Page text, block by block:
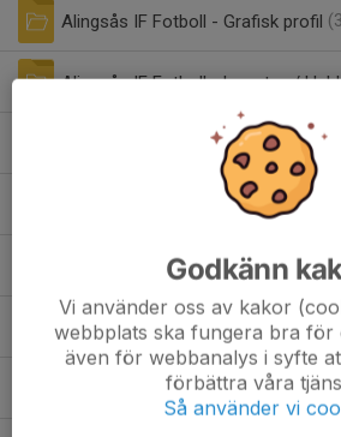
Alingsås IF Fotboll - Grafisk profil
Alingsås IF Fotboll - Logotyp /
Alingsås IF Fotboll - Nyhetsbrev (3)
Alingsås IF Fotboll - Spelplan och
Alingsås IF Fotboll - Övrig
Godkänn
Vi använder oss av kakor
webbplats ska fungera bra för
även för webbanalys i syfte
förbättra våra
Så använder vi